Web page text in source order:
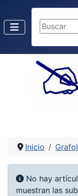
Buscar
Inicio
Información
No hay
muestran las